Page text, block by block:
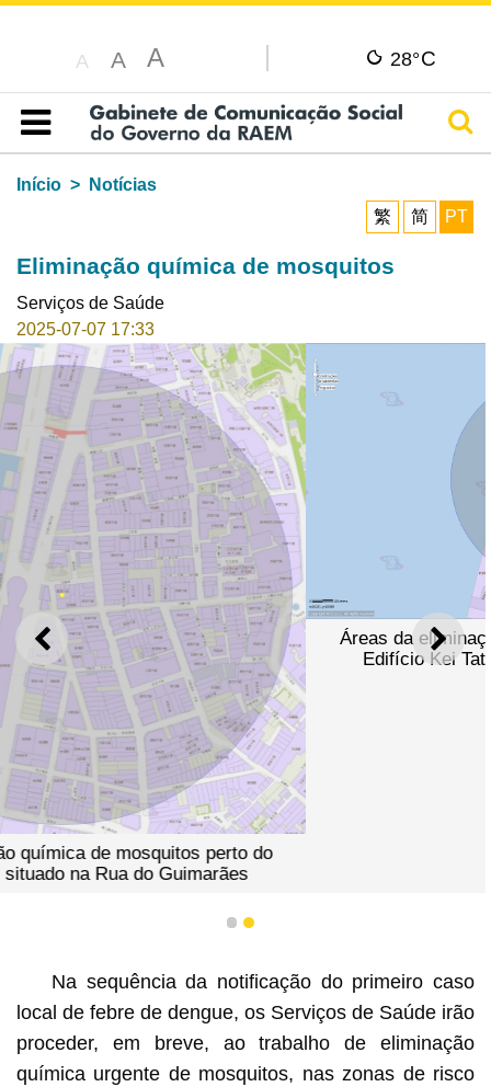
A A A 28°C
Índice
Início
Notícias
繁
简 PT
Eliminação química de mosquitos
Serviços de Saúde
2025-07-07 17:33
ANTERIOR
Áreas da eliminação química de mosquitos perto do
Edifício Kei Tat, situado na Rua do Guimarães
1 2
Na sequência da notificação do primeiro caso
local de febre de dengue, os Serviços de Saúde irão
proceder, em breve, ao trabalho de eliminação
química urgente de mosquitos, nas zonas de risco